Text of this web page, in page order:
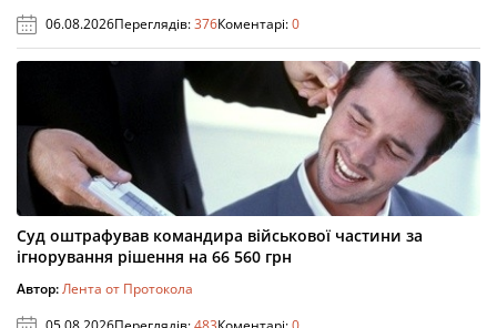
06.08.2026Переглядів:376Коментарі:0
Суд оштрафував командира військової частини за
ігнорування рішення на 66 560 грн
Автор:Лента от Протокола